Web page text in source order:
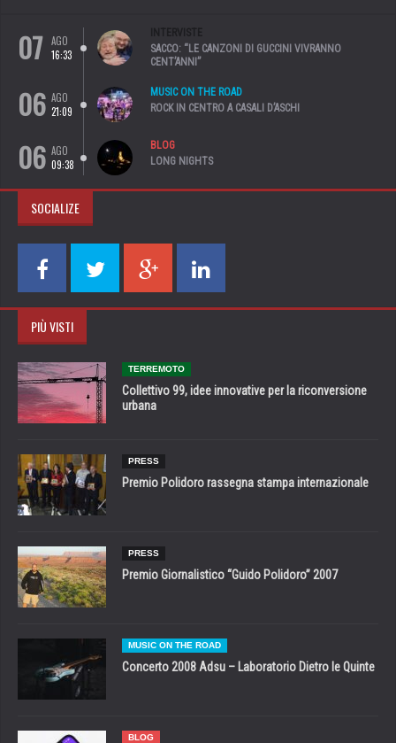
07
AGO
16:33
INTERVISTE
SACCO: “LE CANZONI DI GUCCINI VIVRANNO
CENT’ANNI”
06 AGO
21:09
MUSIC ON THE ROAD
ROCK IN CENTRO A CASALI D’ASCHI
06 AGO
09:38
BLOG
LONG NIGHTS
SOCIALIZE
PIÙ VISTI
TERREMOTO
Collettivo 99, idee innovative per la riconversione
urbana
PRESS
Premio Polidoro rassegna stampa internazionale
PRESS
Premio Giornalistico “Guido Polidoro” 2007
MUSIC ON THE ROAD
Concerto 2008 Adsu – Laboratorio Dietro le Quinte
BLOG